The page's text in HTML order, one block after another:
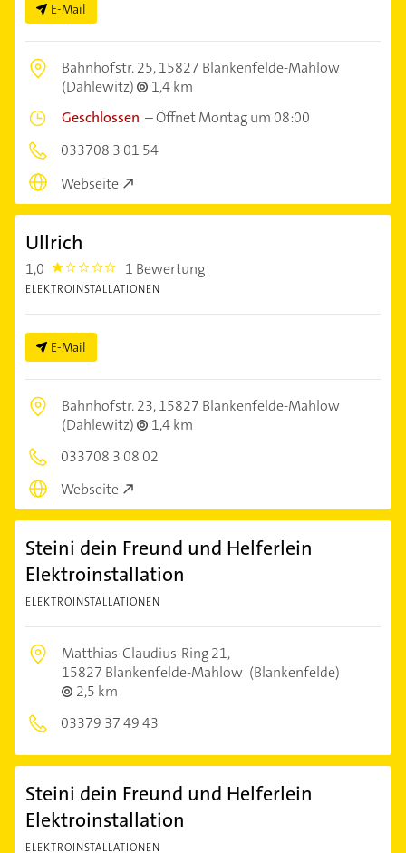
E-Mail
Bahnhofstr. 25,15827 Blankenfelde-Mahlow
(Dahlewitz)
1,4 km
Geschlossen –Öffnet Montag um 08:00
033708 3 01 54
Webseite
Ullrich
1,0 1.0 1 Bewertung
ELEKTROINSTALLATIONEN
E-Mail
Bahnhofstr. 23,15827 Blankenfelde-Mahlow
(Dahlewitz)
1,4 km
033708 3 08 02
Webseite
Steini dein Freund und Helferlein
Elektroinstallation
ELEKTROINSTALLATIONEN
Matthias-Claudius-Ring 21,
15827 Blankenfelde-Mahlow (Blankenfelde)
2,5 km
03379 37 49 43
Steini dein Freund und Helferlein
Elektroinstallation
ELEKTROINSTALLATIONEN